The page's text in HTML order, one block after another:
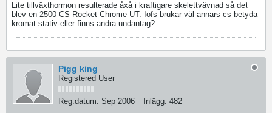
Lite tillväxthormon resulterade åxå i kraftigare skelettvävnad så det
blev en 2500 CS Rocket Chrome UT. Iofs brukar väl annars cs betyda
kromat stativ-eller finns andra undantag?
Pigg king
Registered User
Reg.datum: Sep 2006 Inlägg: 482